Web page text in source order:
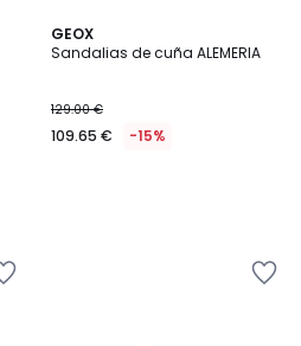
GEOX
Sandalias de cuña ALEMERIA
129.00 €
109.65 € -15%